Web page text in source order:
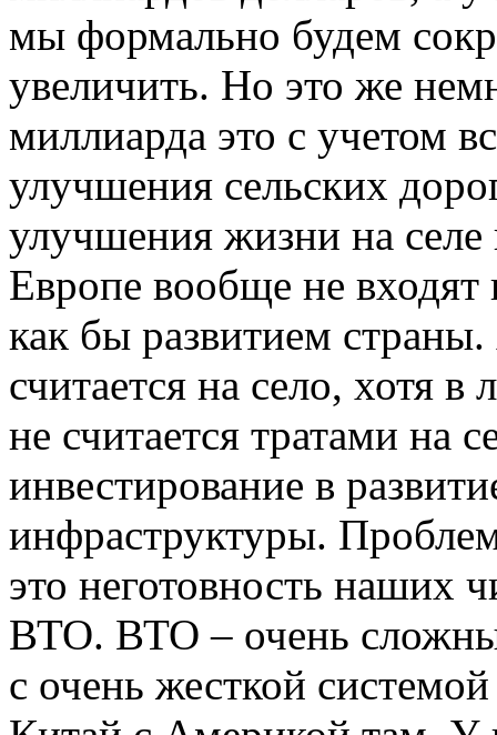
мы формально будем
увеличить. Но это же
миллиарда это с учетом
улучшения сельских
улучшения жизни на
Европе вообще не
как бы развитием
считается на село, хотя
не считается тратами на
инвестирование в
инфраструктуры.
это неготовность наших
ВТО. ВТО – очень
с очень жесткой